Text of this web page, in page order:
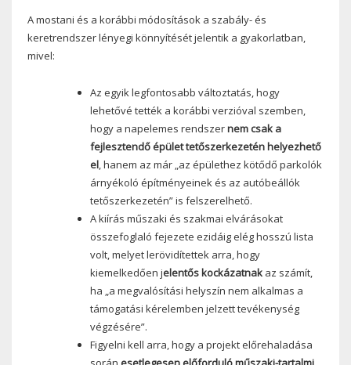
A mostani és a korábbi módosítások a szabály- és
keretrendszer lényegi könnyítését jelentik a gyakorlatban,
mivel:
Az egyik legfontosabb változtatás, hogy
lehetővé tették a korábbi verzióval szemben,
hogy a napelemes rendszernem csak a
fejlesztendő épület tetőszerkezetén helyezhető
el, hanem az már „az épülethez kötődő parkolók
árnyékoló építményeinek és az autóbeállók
tetőszerkezetén” is felszerelhető.
A kiírás műszaki és szakmai elvárásokat
összefoglaló fejezete ezidáig elég hosszú lista
volt, melyet lerövidítettek arra, hogy
kiemelkedően jelentős kockázatnakaz számít,
ha „a megvalósítási helyszín nem alkalmas a
támogatási kérelemben jelzett tevékenység
végzésére”.
Figyelni kell arra, hogy a projekt előrehaladása